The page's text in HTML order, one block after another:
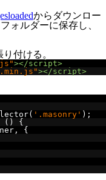
からダウンロー
ォルダーに保存し、
付ける。
></script>
></script>
( '.masonry' );
()
{
,
{